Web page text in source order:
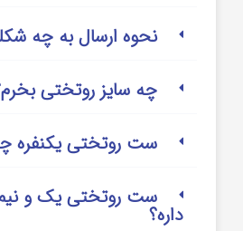
نحوه ارسال به چه
چه سایز روتختی
ست روتختی یکنفره
ست روتختی یک و نیم
داره؟